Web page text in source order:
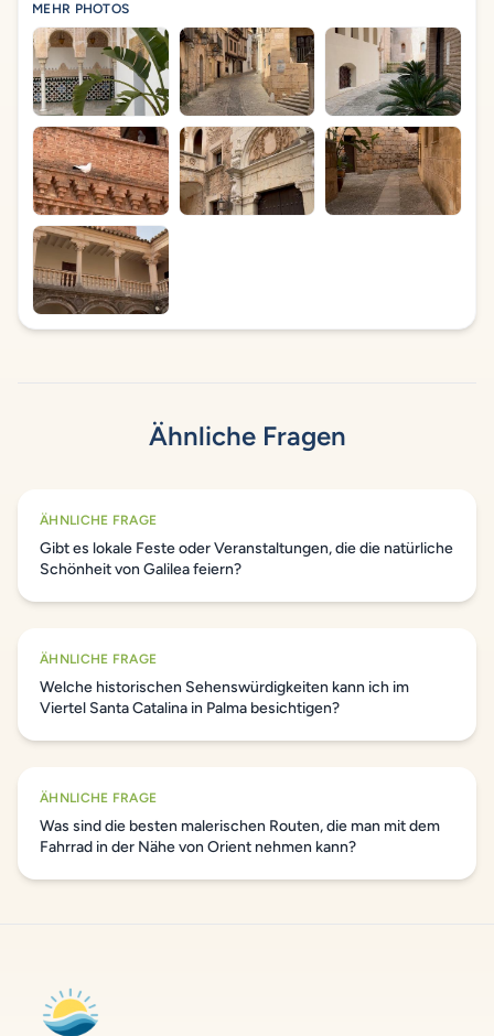
MEHR PHOTOS
Ähnliche Fragen
ÄHNLICHE FRAGE
Gibt es lokale Feste oder Veranstaltungen, die die natürliche
Schönheit von Galilea feiern?
ÄHNLICHE FRAGE
Welche historischen Sehenswürdigkeiten kann ich im
Viertel Santa Catalina in Palma besichtigen?
ÄHNLICHE FRAGE
Was sind die besten malerischen Routen, die man mit dem
Fahrrad in der Nähe von Orient nehmen kann?